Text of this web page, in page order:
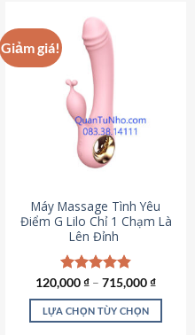
Giảm giá!
Máy Massage Tình Yêu
Điểm G Lilo Chỉ 1 Chạm Là
Lên Đỉnh
Được xếp
hạng4.85
5 sao
120,000₫ – 715,000₫
LỰA CHỌN TÙY CHỌN